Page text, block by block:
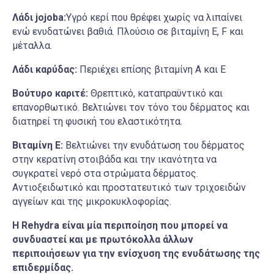
Λάδι jojoba:Υγρό κερί που θρέφει χωρίς να λιπαίνει
ενώ ενυδατώνει βαθιά. Πλούσιο σε βιταμίνη Ε, F και
μέταλλα.
Λάδι καρύδας: Περιέχει επίσης βιταμίνη Α και Ε
Βούτυρο καριτέ: Θρεπτικό, καταπραϋντικό και
επανορθωτικό. Βελτιώνει τον τόνο του δέρματος και
διατηρεί τη φυσική του ελαστικότητα.
Βιταμίνη Ε: Βελτιώνει την ενυδάτωση του δέρματος
στην κερατίνη στοιβάδα και την ικανότητα να
συγκρατεί νερό στα στρώματα δέρματος.
Αντιοξειδωτικό και προστατευτικό των τριχοειδών
αγγείων και της μικροκυκλοφορίας.
Η Rehydra είναι μία περιποίηση που μπορεί να
συνδυαστεί και με πρωτόκολλα άλλων
περιποιήσεων για την ενίσχυση της ενυδάτωσης της
επιδερμίδας.